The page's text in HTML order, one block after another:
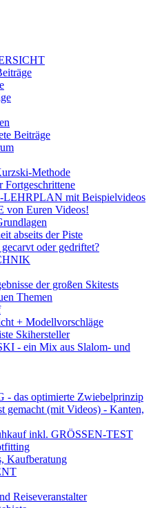
Beiträge
Methode
Fortgeschrittene
LEHRPLAN mit Beispielvideos
von Euren Videos!
abseits der Piste
gecarvt oder gedriftet?
der großen Skitests
Themen
+ Modellvorschläge
Skihersteller
- ein Mix aus Slalom- und
- das optimierte Zwiebelprinzip
gemacht (mit Videos) - Kanten,
inkl. GRÖSSEN-TEST
Kaufberatung
Reiseveranstalter